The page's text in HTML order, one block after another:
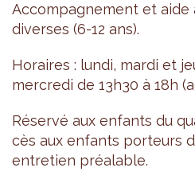
Accom­pa­gne­ment et aide
diverses (6-12 ans).
Horaires : lundi, mardi et
mer­credi de 13h30 à 18h
Réservé aux enfants du
cès aux enfants por­teurs
entre­tien préa­lable.